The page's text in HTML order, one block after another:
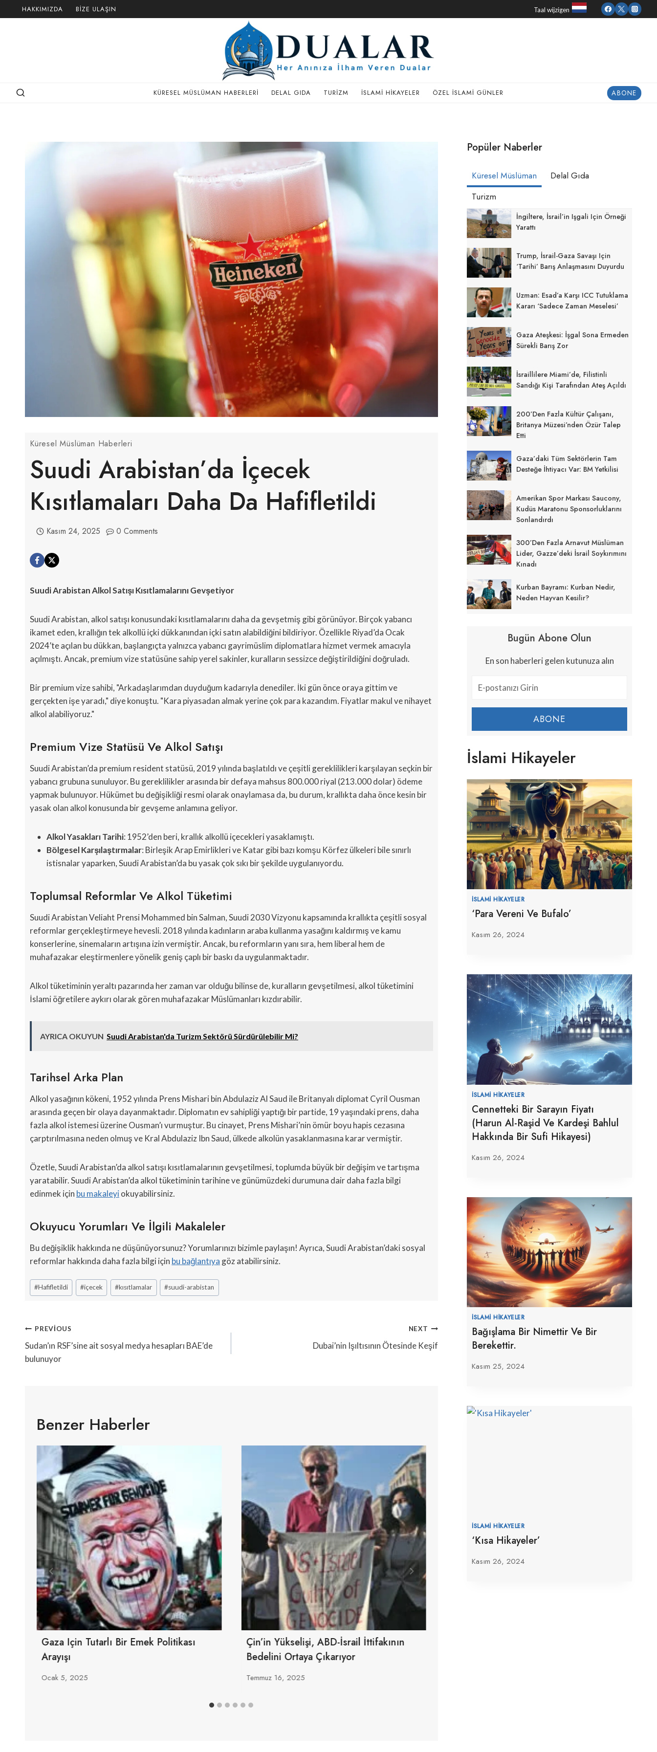
to
HAKKIMIZDA BIZE ULAŞIN Taal wijzigen
KÜRESEL MÜSLÜMAN HABERLERI DELAL GIDA TURIZM İSLAMI HIKAYELER ÖZEL İSLAMI GÜNLER ABONE
Küresel Müslüman Haberleri
Suudi Arabistan’da İçecek
Kısıtlamaları Daha Da Hafifletildi
Kasım 24, 2025 0 Comments
Suudi Arabistan Alkol Satışı Kısıtlamalarını Gevşetiyor
Suudi Arabistan, alkol satışı konusundaki kısıtlamalarını daha da gevşetmiş gibi görünüyor. Birçok yabancı
ikamet eden, krallığın tek alkollü içki dükkanından içki satın alabildiğini bildiriyor. Özellikle Riyad’da Ocak
2024’te açılan bu dükkan, başlangıçta yalnızca yabancı gayrimüslim diplomatlara hizmet vermek amacıyla
açılmıştı. Ancak, premium vize statüsüne sahip yerel sakinler, kuralların sessizce değiştirildiğini doğruladı.
Bir premium vize sahibi, "Arkadaşlarımdan duyduğum kadarıyla denediler. İki gün önce oraya gittim ve
gerçekten işe yaradı," diye konuştu. "Kara piyasadan almak yerine çok para kazandım. Fiyatlar makul ve nihayet
alkol alabiliyoruz."
Premium Vize Statüsü Ve Alkol Satışı
Suudi Arabistan’da premium resident statüsü, 2019 yılında başlatıldı ve çeşitli gereklilikleri karşılayan seçkin bir
yabancı grubuna sunuluyor. Bu gereklilikler arasında bir defaya mahsus 800.000 riyal (213.000 dolar) ödeme
yapmak bulunuyor. Hükümet bu değişikliği resmi olarak onaylamasa da, bu durum, krallıkta daha önce kesin bir
yasak olan alkol konusunda bir gevşeme anlamına geliyor.
Alkol Yasakları Tarihi: 1952’den beri, krallık alkollü içecekleri yasaklamıştı.
Bölgesel Karşılaştırmalar: Birleşik Arap Emirlikleri ve Katar gibi bazı komşu Körfez ülkeleri bile sınırlı
istisnalar yaparken, Suudi Arabistan’da bu yasak çok sıkı bir şekilde uygulanıyordu.
Toplumsal Reformlar Ve Alkol Tüketimi
Suudi Arabistan Veliaht Prensi Mohammed bin Salman, Suudi 2030 Vizyonu kapsamında krallıkta çeşitli sosyal
reformlar gerçekleştirmeye hevesli. 2018 yılında kadınların araba kullanma yasağını kaldırmış ve kamu
konserlerine, sinemaların artışına izin vermiştir. Ancak, bu reformların yanı sıra, hem liberal hem de
muhafazakar eleştirmenlere yönelik geniş çaplı bir baskı da uygulanmaktadır.
Alkol tüketiminin yeraltı pazarında her zaman var olduğu bilinse de, kuralların gevşetilmesi, alkol tüketimini
İslami öğretilere aykırı olarak gören muhafazakar Müslümanları kızdırabilir.
AYRICA OKUYUN Suudi Arabistan'da Turizm Sektörü Sürdürülebilir Mi?
Tarihsel Arka Plan
Alkol yasağının kökeni, 1952 yılında Prens Mishari bin Abdulaziz Al Saud ile Britanyalı diplomat Cyril Ousman
arasında geçen bir olaya dayanmaktadır. Diplomatın ev sahipliği yaptığı bir partide, 19 yaşındaki prens, daha
fazla alkol istemesi üzerine Ousman’ı vurmuştur. Bu cinayet, Prens Mishari’nin ömür boyu hapis cezasına
çarptırılmasına neden olmuş ve Kral Abdulaziz Ibn Saud, ülkede alkolün yasaklanmasına karar vermiştir.
Özetle, Suudi Arabistan’da alkol satışı kısıtlamalarının gevşetilmesi, toplumda büyük bir değişim ve tartışma
yaratabilir. Suudi Arabistan’da alkol tüketiminin tarihine ve günümüzdeki durumuna dair daha fazla bilgi
edinmek için bu makaleyiokuyabilirsiniz.
Okuyucu Yorumları Ve İlgili Makaleler
Bu değişiklik hakkında ne düşünüyorsunuz? Yorumlarınızı bizimle paylaşın! Ayrıca, Suudi Arabistan’daki sosyal
reformlar hakkında daha fazla bilgi için bu bağlantıya göz atabilirsiniz.
Post
Tags:
#Hafifletildi #içecek #kısıtlamalar #suudi-arabistan
Yazı
Gezinmesi
PREVIOUS
Sudan’ın RSF’sine ait sosyal medya hesapları BAE’de
bulunuyor
NEXT
Dubai’nin Işıltısının Ötesinde Keşif
Benzer Haberler
Gaza Için Tutarlı Bir Emek Politikası
Arayışı
Ocak 5, 2025
Çin’in Yükselişi, ABD-İsrail İttifakının
Bedelini Ortaya Çıkarıyor
Temmuz 16, 2025
Popüler Naberler
Küresel Müslüman
Delal Gıda
Turizm
İngiltere, İsrail’in Işgali Için Örneği
Yarattı
Trump, İsrail-Gaza Savaşı Için
‘tarihi’ Barış Anlaşmasını Duyurdu
Uzman: Esad’a Karşı ICC Tutuklama
Kararı ‘sadece Zaman Meselesi’
Gaza Ateşkesi: İşgal Sona Ermeden
Sürekli Barış Zor
İsraillilere Miami’de, Filistinli
Sandığı Kişi Tarafından Ateş Açıldı
200’den Fazla Kültür Çalışanı,
Britanya Müzesi’nden Özür Talep
Etti
Gaza’daki Tüm Sektörlerin Tam
Desteğe İhtiyacı Var: BM Yetkilisi
Amerikan Spor Markası Saucony,
Kudüs Maratonu Sponsorluklarını
Sonlandırdı
300’den Fazla Arnavut Müslüman
Lider, Gazze’deki İsrail Soykırımını
Kınadı
Kurban Bayramı: Kurban Nedir,
Neden Hayvan Kesilir?
Bugün Abone Olun
En son haberleri gelen kutunuza alın
ABONE
İslami Hikayeler
İSLAMI HIKAYELER
‘Para Vereni Ve Bufalo’
Kasım 26, 2024
İSLAMI HIKAYELER
Cennetteki Bir Sarayın Fiyatı
(Harun Al-Raşid Ve Kardeşi Bahlul
Hakkında Bir Sufi Hikayesi)
Kasım 26, 2024
İSLAMI HIKAYELER
Bağışlama Bir Nimettir Ve Bir
Berekettir.
Kasım 25, 2024
İSLAMI HIKAYELER
‘Kısa Hikayeler’
Kasım 26, 2024